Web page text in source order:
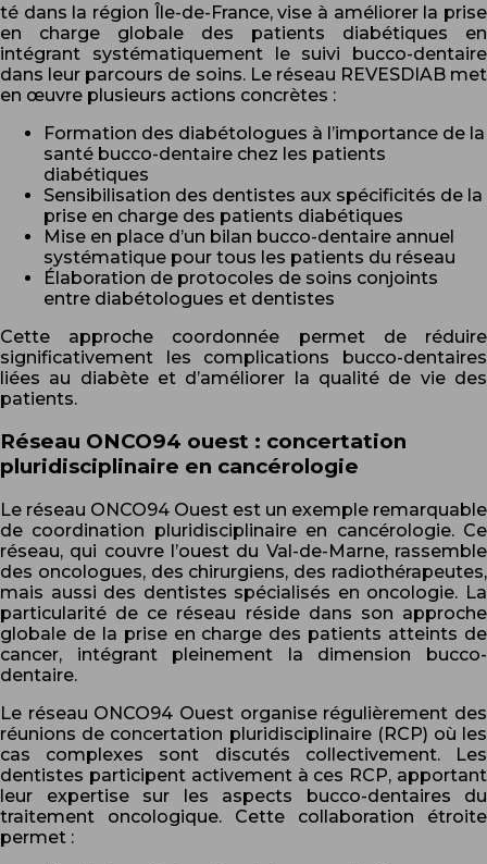
té dans la région Île-de-France, vise à améliorer la prise
en charge globale des patients diabétiques en
intégrant systématiquement le suivi bucco-dentaire
dans leur parcours de soins. Le réseau REVESDIAB met
en œuvre plusieurs actions concrètes :
Formation des diabétologues à l’importance de la
santé bucco-dentaire chez les patients
diabétiques
Sensibilisation des dentistes aux spécificités de la
prise en charge des patients diabétiques
Mise en place d’un bilan bucco-dentaire annuel
systématique pour tous les patients du réseau
Élaboration de protocoles de soins conjoints
entre diabétologues et dentistes
Cette approche coordonnée permet de réduire
significativement les complications bucco-dentaires
liées au diabète et d’améliorer la qualité de vie des
patients.
Réseau ONCO94 ouest : concertation
pluridisciplinaire en cancérologie
Le réseau ONCO94 Ouest est un exemple remarquable
de coordination pluridisciplinaire en cancérologie. Ce
réseau, qui couvre l’ouest du Val-de-Marne, rassemble
des oncologues, des chirurgiens, des radiothérapeutes,
mais aussi des dentistes spécialisés en oncologie. La
particularité de ce réseau réside dans son approche
globale de la prise en charge des patients atteints de
cancer, intégrant pleinement la dimension bucco-
dentaire.
Le réseau ONCO94 Ouest organise régulièrement des
réunions de concertation pluridisciplinaire (RCP) où les
cas complexes sont discutés collectivement. Les
dentistes participent activement à ces RCP, apportant
leur expertise sur les aspects bucco-dentaires du
traitement oncologique. Cette collaboration étroite
permet :